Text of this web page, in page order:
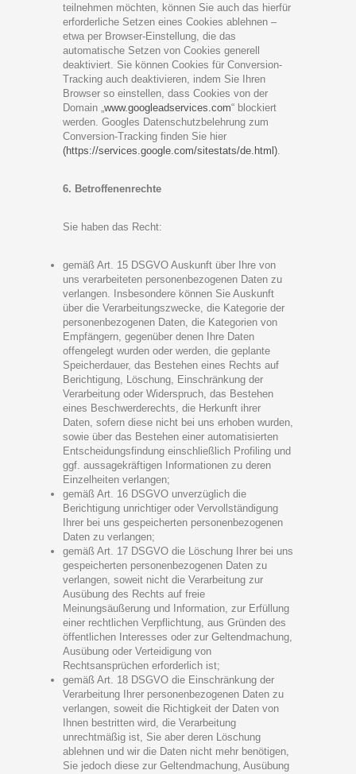
teilnehmen möchten, können Sie auch das hierfür
erforderliche Setzen eines Cookies ablehnen –
etwa per Browser-Einstellung, die das
automatische Setzen von Cookies generell
deaktiviert. Sie können Cookies für Conversion-
Tracking auch deaktivieren, indem Sie Ihren
Browser so einstellen, dass Cookies von der
Domain „www.googleadservices.com“ blockiert
werden. Googles Datenschutzbelehrung zum
Conversion-Tracking finden Sie hier
(https://services.google.com/sitestats/de.html).
6. Betroffenenrechte
Sie haben das Recht:
gemäß Art. 15 DSGVO Auskunft über Ihre von
uns verarbeiteten personenbezogenen Daten zu
verlangen. Insbesondere können Sie Auskunft
über die Verarbeitungszwecke, die Kategorie der
personenbezogenen Daten, die Kategorien von
Empfängern, gegenüber denen Ihre Daten
offengelegt wurden oder werden, die geplante
Speicherdauer, das Bestehen eines Rechts auf
Berichtigung, Löschung, Einschränkung der
Verarbeitung oder Widerspruch, das Bestehen
eines Beschwerderechts, die Herkunft ihrer
Daten, sofern diese nicht bei uns erhoben wurden,
sowie über das Bestehen einer automatisierten
Entscheidungsfindung einschließlich Profiling und
ggf. aussagekräftigen Informationen zu deren
Einzelheiten verlangen;
gemäß Art. 16 DSGVO unverzüglich die
Berichtigung unrichtiger oder Vervollständigung
Ihrer bei uns gespeicherten personenbezogenen
Daten zu verlangen;
gemäß Art. 17 DSGVO die Löschung Ihrer bei uns
gespeicherten personenbezogenen Daten zu
verlangen, soweit nicht die Verarbeitung zur
Ausübung des Rechts auf freie
Meinungsäußerung und Information, zur Erfüllung
einer rechtlichen Verpflichtung, aus Gründen des
öffentlichen Interesses oder zur Geltendmachung,
Ausübung oder Verteidigung von
Rechtsansprüchen erforderlich ist;
gemäß Art. 18 DSGVO die Einschränkung der
Verarbeitung Ihrer personenbezogenen Daten zu
verlangen, soweit die Richtigkeit der Daten von
Ihnen bestritten wird, die Verarbeitung
unrechtmäßig ist, Sie aber deren Löschung
ablehnen und wir die Daten nicht mehr benötigen,
Sie jedoch diese zur Geltendmachung, Ausübung